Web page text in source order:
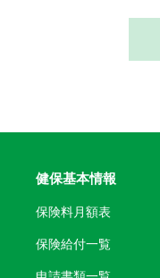
健保基本情報
保険料月額表
保険給付一覧